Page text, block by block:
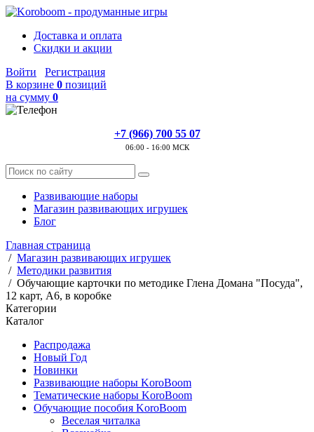
Доставка и оплата
Скидки и акции
Войти
Регистрация
В корзине 0 позиций
на сумму 0
+7 (966) 700 55 07
06:00 - 16:00 МСК
Развивающие наборы
Магазин развивающих игрушек
Блог
Главная страница
/ Магазин развивающих игрушек
/ Методики развития
/ Обучающие карточки по методике Глена Домана "Посуда",
12 карт, А6, в коробке
Категории
Каталог
Распродажа
Новый Год
Новинки
Развивающие наборы KoroBoom
Тематические наборы KoroBoom
Обучающие пособия KoroBoom
Веселая читалка